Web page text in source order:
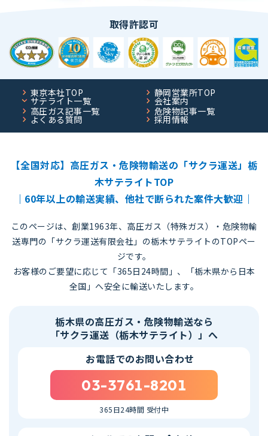
取得許認可
東京本社TOP 静岡営業所TOP
サテライト一覧
会社案内
高圧ガス記事一覧
危険物記事一覧
よくある質問 採用情報
【全国対応】高圧ガス・危険物輸送の「サクラ運送」栃
木サテライトTOP
｜60年以上の輸送実績、他社で断られた案件大歓迎｜
このページは、創業1963年、高圧ガス（特殊ガス）・危険物輸
送専門の「サクラ運送有限会社」の栃木サテライトのTOPペー
ジです。
お客様のご要望に応じて「365日24時間」、「栃木県から日本
全国」へ安全に輸送いたします。
栃木県の高圧ガス・危険物輸送なら
「サクラ運送（栃木サテライト）」へ
お電話でのお問い合わせ
03-3761-8201
365日24時間 受付中